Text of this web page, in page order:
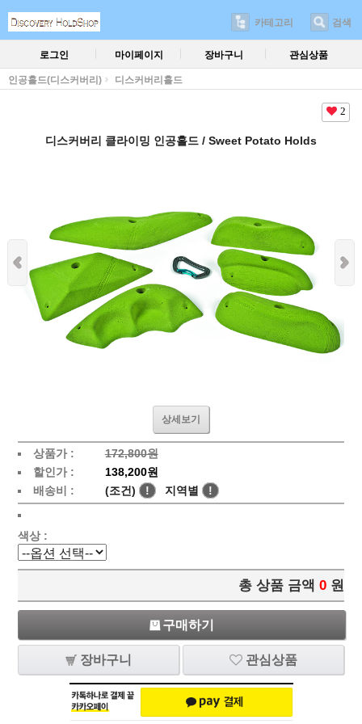
카테고리 검색
로그인 마이페이지 장바구니 관심상품
인공홀드(디스커버리) 디스커버리홀드
2
디스커버리 클라이밍 인공홀드 / Sweet Potato Holds
상세보기
상품가 :
172,800원
할인가 :
138,200원
배송비 :
(조건) ! 지역별 !
색상 :
총 상품 금액 0 원
구매하기
장바구니 관심상품